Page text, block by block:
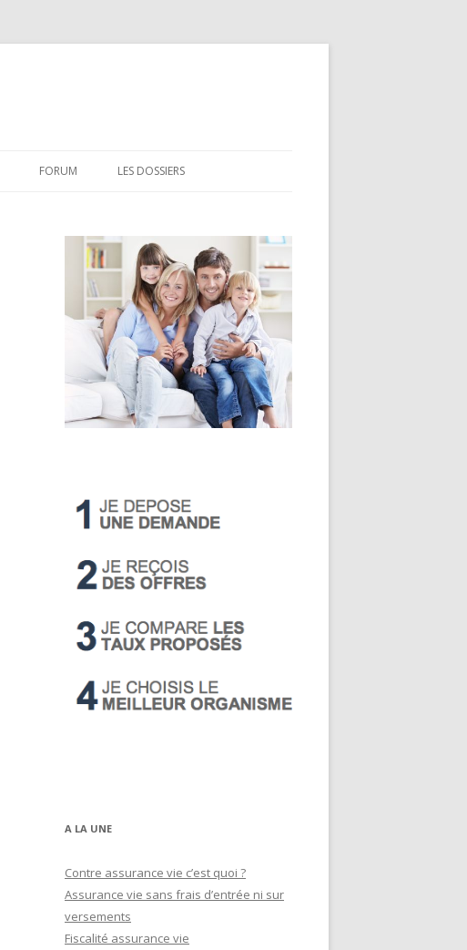
FORUM LES DOSSIERS
CODEVI
COMPTE À TERME
CSL
LDD
LEP
PEL
PERP
A LA UNE
Contre assurance vie c’est quoi ?
Assurance vie sans frais d’entrée ni sur
versements
Fiscalité assurance vie